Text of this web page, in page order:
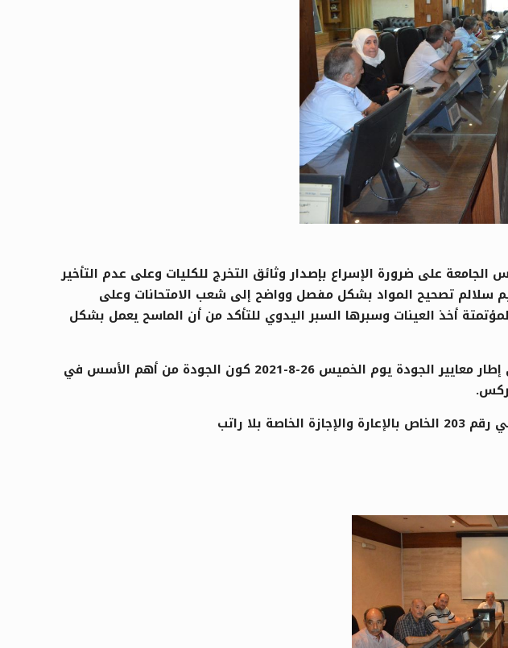
رئيس جامعة حمص خلال ترأسه الجلسة رقم (23) لمجلس الجامعة على ضرورة الإسراع بإصدار وثائق التخرج للكليات وعلى عدم التأخير
سلالم تصحيح المواد بشكل مفصل وواضح إلى شعب الامتحانات وعلى
أخذ العينات وسبرها السبر اليدوي للتأكد من أن الماسح يعمل بشكل
ونوّه الدكتور الخطيب إلى أهمية المشاركة في المؤتمر العلمي لتطوير التعليم العالي في إطار معايير الجودة يوم الخميس 26-8-2021 كون الجودة من أهم الأسس في
بلا راتب